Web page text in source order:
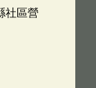
社區營